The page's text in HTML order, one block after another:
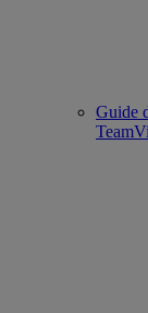
Guide